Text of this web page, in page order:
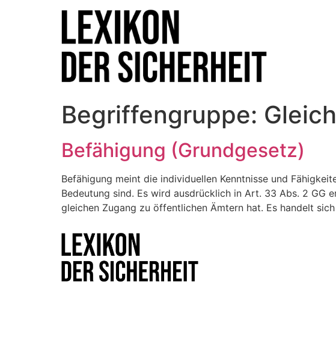
Begriffengruppe:
Befähigung (Grundgesetz)
Befähigung meint die individuellen Kenntnisse und
Bedeutung sind. Es wird ausdrücklich in Art. 33 Abs. 2 GG
gleichen Zugang zu öffentlichen Ämtern hat. Es handelt